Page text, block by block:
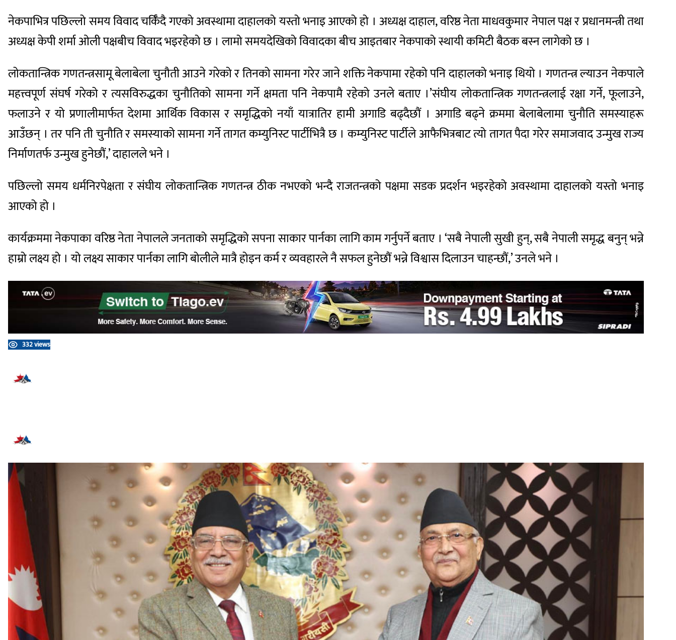
नेकपाभित्र पछिल्लो समय विवाद चर्किँदै गएको अवस्थामा दाहालको यस्तो भनाइ आएको हो । अध्यक्ष दाहाल, वरिष्ठ नेता माधवकुमार नेपाल पक्ष र प्रधानमन्त्री तथा
अध्यक्ष केपी शर्मा ओली पक्षबीच विवाद भइरहेको छ । लामो समयदेखिको विवादका बीच आइतबार नेकपाको स्थायी कमिटी बैठक बस्न लागेको छ ।
लोकतान्त्रिक गणतन्त्रसामू बेलाबेला चुनौती आउने गरेको र तिनको सामना गरेर जाने शक्ति नेकपामा रहेको पनि दाहालको भनाइ थियो । गणतन्त्र ल्याउन नेकपाले
महत्त्वपूर्ण संघर्ष गरेको र त्यसविरुद्धका चुनौतिको सामना गर्ने क्षमता पनि नेकपामै रहेको उनले बताए ।’संघीय लोकतान्त्रिक गणतन्त्रलाई रक्षा गर्ने, फूलाउने,
फलाउने र यो प्रणालीमार्फत देशमा आर्थिक विकास र समृद्धिको नयाँ यात्रातिर हामी अगाडि बढ्दैछौं । अगाडि बढ्ने क्रममा बेलाबेलामा चुनौति समस्याहरू
आउँछन् । तर पनि ती चुनौति र समस्याको सामना गर्ने तागत कम्युनिस्ट पार्टीभित्रै छ । कम्युनिस्ट पार्टीले आफैभित्रबाट त्यो तागत पैदा गरेर समाजवाद उन्मुख राज्य
निर्माणतर्फ उन्मुख हुनेछौं,’ दाहालले भने ।
पछिल्लो समय धर्मनिरपेक्षता र संघीय लोकतान्त्रिक गणतन्त्र ठीक नभएको भन्दै राजतन्त्रको पक्षमा सडक प्रदर्शन भइरहेको अवस्थामा दाहालको यस्तो भनाइ
आएको हो ।
कार्यक्रममा नेकपाका वरिष्ठ नेता नेपालले जनताको समृद्धिको सपना साकार पार्नका लागि काम गर्नुपर्ने बताए । ‘सबै नेपाली सुखी हुन्, सबै नेपाली समृद्ध बनुन् भन्ने
हाम्रो लक्ष्य हो । यो लक्ष्य साकार पार्नका लागि बोलीले मात्रै होइन कर्म र व्यवहारले नै सफल हुनेछौं भन्ने विश्वास दिलाउन चाहन्छौं,’ उनले भने ।
332 views